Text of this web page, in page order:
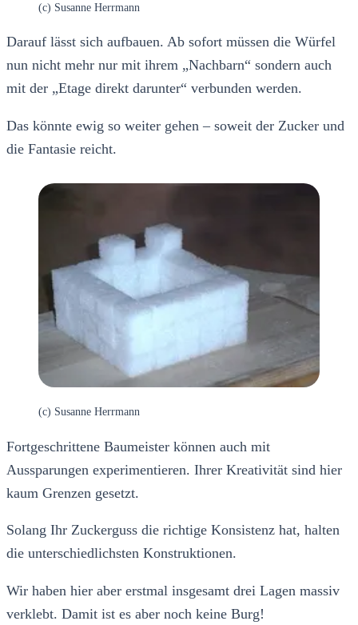
(c) Susanne Herrmann
Darauf lässt sich aufbauen. Ab sofort müssen die Würfel
nun nicht mehr nur mit ihrem „Nachbarn“ sondern auch
mit der „Etage direkt darunter“ verbunden werden.
Das könnte ewig so weiter gehen – soweit der Zucker und
die Fantasie reicht.
(c) Susanne Herrmann
Fortgeschrittene Baumeister können auch mit
Aussparungen experimentieren. Ihrer Kreativität sind hier
kaum Grenzen gesetzt.
Solang Ihr Zuckerguss die richtige Konsistenz hat, halten
die unterschiedlichsten Konstruktionen.
Wir haben hier aber erstmal insgesamt drei Lagen massiv
verklebt. Damit ist es aber noch keine Burg!